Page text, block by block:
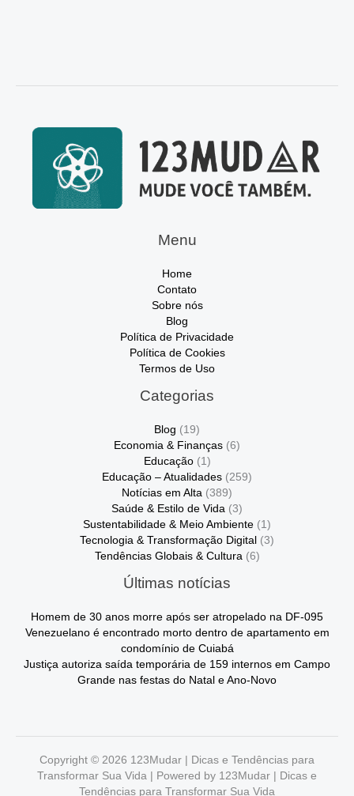
Menu
Home
Contato
Sobre nós
Blog
Política de Privacidade
Política de Cookies
Termos de Uso
Categorias
Blog (19)
Economia & Finanças (6)
Educação(1)
Educação – Atualidades (259)
Notícias em Alta (389)
Saúde & Estilo de Vida (3)
Sustentabilidade & Meio Ambiente (1)
Tecnologia & Transformação Digital (3)
Tendências Globais & Cultura (6)
Últimas notícias
Homem de 30 anos morre após ser atropelado na DF-095
Venezuelano é encontrado morto dentro de apartamento em
condomínio de Cuiabá
Justiça autoriza saída temporária de 159 internos em Campo
Grande nas festas do Natal e Ano-Novo
Copyright © 2026 123Mudar | Dicas e Tendências para
Transformar Sua Vida | Powered by 123Mudar | Dicas e
Tendências para Transformar Sua Vida